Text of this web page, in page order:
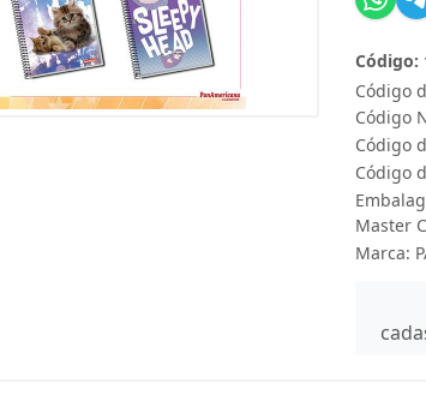
Código
Código:
Código
Código
Código
Master
Marca: